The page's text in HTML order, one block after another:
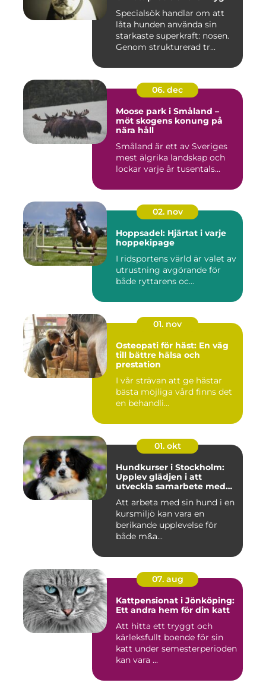
Specialsök handlar om att
låta hunden använda sin
starkaste superkraft: nosen.
Genom strukturerad tr...
06. dec
Moose park i Småland –
möt skogens konung på
nära håll
Småland är ett av Sveriges
mest älgrika landskap och
lockar varje år tusentals...
02. nov
Hoppsadel: Hjärtat i varje
hoppekipage
I ridsportens värld är valet av
utrustning avgörande för
både ryttarens oc...
01. nov
Osteopati för häst: En väg
till bättre hälsa och
prestation
I vår strävan att ge hästar
bästa möjliga vård finns det
en behandli...
01. okt
Hundkurser i Stockholm:
Upplev glädjen i att
utveckla samarbete med
Att arbeta med sin hund i en
kursmiljö kan vara en
berikande upplevelse för
både m&a...
07. aug
Kattpensionat i Jönköping:
Ett andra hem för din katt
Att hitta ett tryggt och
kärleksfullt boende för sin
katt under semesterperioden
kan vara ...